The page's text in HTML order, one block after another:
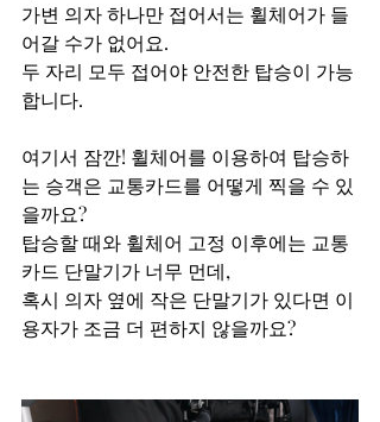
가변 의자 하나만 접어서는 휠체어가 들
어갈 수가 없어요.
두 자리 모두 접어야 안전한 탑승이 가능
합니다.
여기서 잠깐! 휠체어를 이용하여 탑승하
는 승객은 교통카드를 어떻게 찍을 수 있
을까요?
탑승할 때와 휠체어 고정 이후에는 교통
카드 단말기가 너무 먼데,
혹시 의자 옆에 작은 단말기가 있다면 이
용자가 조금 더 편하지 않을까요?